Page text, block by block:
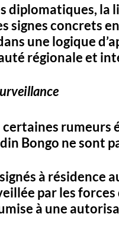
diplomatiques,
signes concrets
une logique
régionale et
rumeurs
Bongo ne sont
à résidence
par les
à une